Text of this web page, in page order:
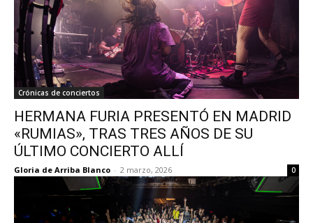
Crónicas de conciertos
HERMANA FURIA PRESENTÓ EN MADRID
«RUMIAS», TRAS TRES AÑOS DE SU
ÚLTIMO CONCIERTO ALLÍ
Gloria de Arriba Blanco - 2 marzo, 2026 0